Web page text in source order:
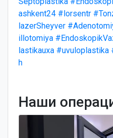
ashkent24 #lorsentr
lazerSheyver
illotomiya
lastikauxa #uvuloplastika
h
Наши